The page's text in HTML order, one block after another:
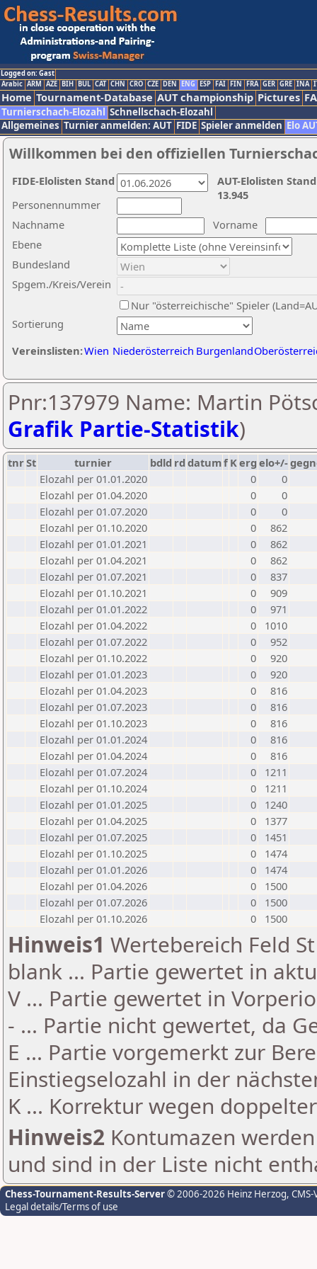
Logged on: Gast
Arabic ARM AZE BIH BUL CAT CHN CRO CZE DEN ENG ESP FAI FIN FRA GER GRE INA
Home Tournament-Database AUT championship Pictures
Turnierschach-Elozahl Schnellschach-Elozahl
Allgemeines Turnier anmelden: AUT FIDE Spieler anmelden Elo
Willkommen bei den offiziellen
Nachname
Vorname
Ebene
Sortierung
Personennummer
Bundesland
Spgem./Kreis/Verein
Nur "österreichische" Spieler
Vereinslisten:Wien Niederösterreich Burgenland
AUT-Elolisten
13.945
FIDE-Elolisten Stand
Pnr:137979 Name: Martin
Grafik Partie-Statistik)
tnrSt turnier bdld rd datumf Kerg elo+/-
Elozahl per 01.01.2020
0
0
Elozahl per 01.04.2020
0
0
Elozahl per 01.07.2020
0
0
Elozahl per 01.10.2020
0
862
Elozahl per 01.01.2021
0
862
Elozahl per 01.04.2021
0
862
Elozahl per 01.07.2021
0
837
Elozahl per 01.10.2021
0
909
Elozahl per 01.01.2022
0
971
Elozahl per 01.04.2022
0
1010
Elozahl per 01.07.2022
0
952
Elozahl per 01.10.2022
0
920
Elozahl per 01.01.2023
0
920
Elozahl per 01.04.2023
0
816
Elozahl per 01.07.2023
0
816
Elozahl per 01.10.2023
0
816
Elozahl per 01.01.2024
0
816
Elozahl per 01.04.2024
0
816
Elozahl per 01.07.2024
0
1211
Elozahl per 01.10.2024
0
1211
Elozahl per 01.01.2025
0
1240
Elozahl per 01.04.2025
0
1377
Elozahl per 01.07.2025
0
1451
Elozahl per 01.10.2025
0
1474
Elozahl per 01.01.2026
0
1474
Elozahl per 01.04.2026
0
1500
Elozahl per 01.07.2026
0
1500
Elozahl per 01.10.2026
0 1500
Hinweis1 Wertebereich Feld
blank ... Partie gewertet in
V ... Partie gewertet in
- ... Partie nicht gewertet, da
E ... Partie vorgemerkt zur
Einstiegselozahl in der
K ... Korrektur wegen
Hinweis2 Kontumazen
und sind in der Liste nicht
Chess-Tournament-Results-Server© 2006-2026 Heinz Herzog,
Legal details/Terms of use